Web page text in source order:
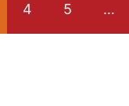
4 5 …